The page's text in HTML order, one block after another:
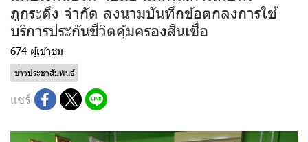
ภูกระดึง จำกัด ลงนามบันทึกข้อตกลงการใช้
บริการประกันชีวิตคุ้มครองสินเชื่อ
674 ผู้เข้าชม
ข่าวประชาสัมพันธ์
แชร์